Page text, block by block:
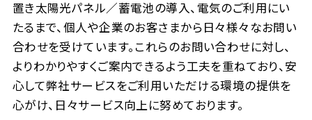
置き太陽光パネル／蓄電池の導入、電気のご利用にい
たるまで、個人や企業のお客さまから日々様々なお問い
合わせを受けています。これらのお問い合わせに対し、
よりわかりやすくご案内できるよう工夫を重ねており、安
心して弊社サービスをご利用いただける環境の提供を
心がけ、日々サービス向上に努めております。